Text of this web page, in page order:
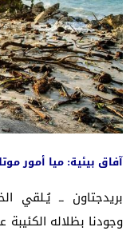
آفاق بيئية: ميا أمور
بريدجتاون ــ يُـلقي
وجودنا بظلاله